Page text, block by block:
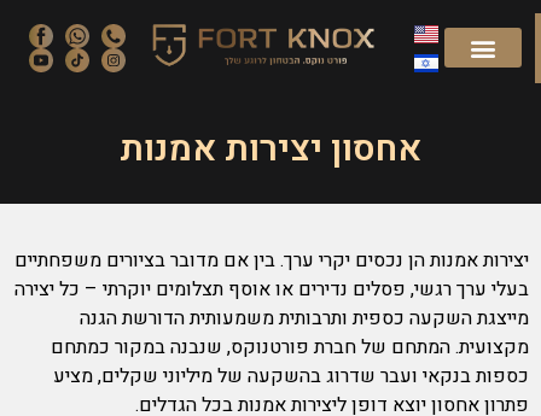
אחסון יצירות אמנות
יצירות אמנות הן נכסים יקרי ערך. בין אם מדובר בציורים משפחתיים
בעלי ערך רגשי, פסלים נדירים או אוסף תצלומים יוקרתי – כל יצירה
מייצגת השקעה כספית ותרבותית משמעותית הדורשת הגנה
מקצועית. המתחם של חברת פורטנוקס, שנבנה במקור כמתחם
כספות בנקאי ועבר שדרוג בהשקעה של מיליוני שקלים, מציע
פתרון אחסון יוצא דופן ליצירות אמנות בכל הגדלים.